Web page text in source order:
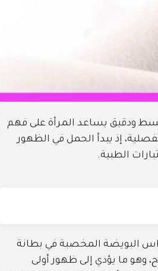
ودقيق يساعد المرأة على فهم
إذ يبدأ الحمل في الظهور
الطبية.
البويضة المخصبة في بطانة
وهو ما يؤدي إلى ظهور أولى